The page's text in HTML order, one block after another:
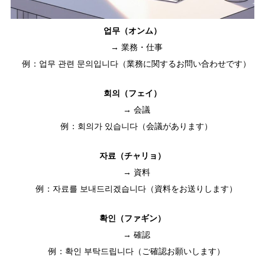
업무（オンム）
→ 業務・仕事
例：업무 관련 문의입니다（業務に関するお問い合わせです）
회의（フェイ）
→ 会議
例：회의가 있습니다（会議があります）
자료（チャリョ）
→ 資料
例：자료를 보내드리겠습니다（資料をお送りします）
확인（ファギン）
→ 確認
例：확인 부탁드립니다（ご確認お願いします）